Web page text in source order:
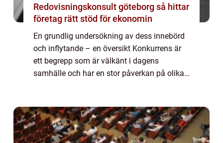
Redovisningskonsult göteborg så hittar
företag rätt stöd för ekonomin
En grundlig undersökning av dess innebörd
och inflytande – en översikt Konkurrens är
ett begrepp som är välkänt i dagens
samhälle och har en stor påverkan på olika
ut...